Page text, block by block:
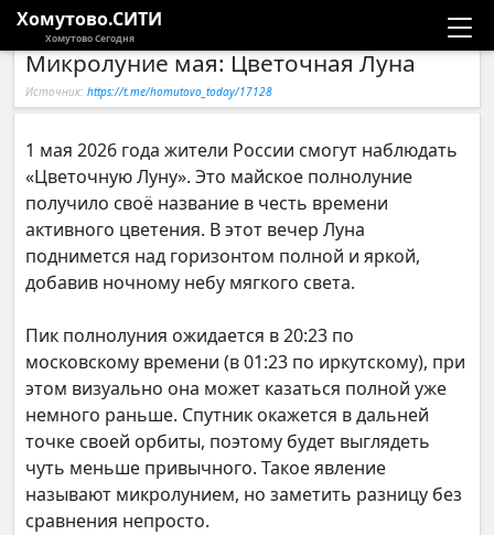
Хомутово.СИТИ
Хомутово Сегодня
Новости
Галерея
Компании
Микролуние мая: Цветочная Луна
Источник: https://t.me/homutovo_today/17128
1 мая 2026 года жители России смогут наблюдать
«Цветочную Луну». Это майское полнолуние
получило своё название в честь времени
активного цветения. В этот вечер Луна
поднимется над горизонтом полной и яркой,
добавив ночному небу мягкого света.
Пик полнолуния ожидается в 20:23 по
московскому времени (в 01:23 по иркутскому), при
этом визуально она может казаться полной уже
немного раньше. Спутник окажется в дальней
точке своей орбиты, поэтому будет выглядеть
чуть меньше привычного. Такое явление
называют микролунием, но заметить разницу без
сравнения непросто.